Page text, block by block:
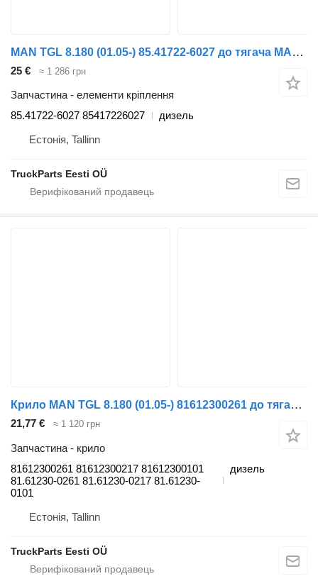
MAN TGL 8.180 (01.05-) 85.41722-6027 до тягача MAN TGL, TGM, TGS, TGX (2005-2021)
25 € ≈ 1 286 грн
Запчастина - елементи кріплення
85.41722-6027 85417226027
дизель
Естонія, Tallinn
TruckParts Eesti OÜ
Крило MAN TGL 8.180 (01.05-) 81612300261 до тягача MAN TGL, TGM, TGS, TGX (2005-2021)
21,77 € ≈ 1 120 грн
Запчастина - крило
81612300261 81612300217 81612300101
81.61230-0261 81.61230-0217 81.61230-
0101
дизель
Естонія, Tallinn
TruckParts Eesti OÜ